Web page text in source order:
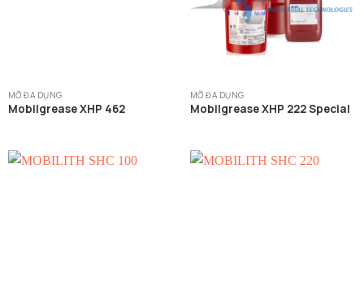
MỠ ĐA DỤNG
Mobilgrease XHP 462
MỠ ĐA DỤNG
Mobilgrease XHP 222 Special